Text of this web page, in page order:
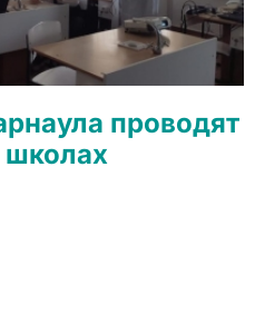
проводят
школах